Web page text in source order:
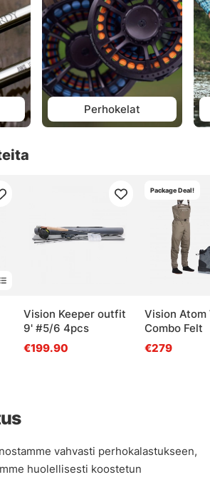
Perhokelat
tähdestä
Vision Keeper outfit
9' #5/6 4pcs
€199.90
Package Deal!
Vision Atom
Combo Felt
€279
vahvasti perhokalastukseen,
huolellisesti koostetun